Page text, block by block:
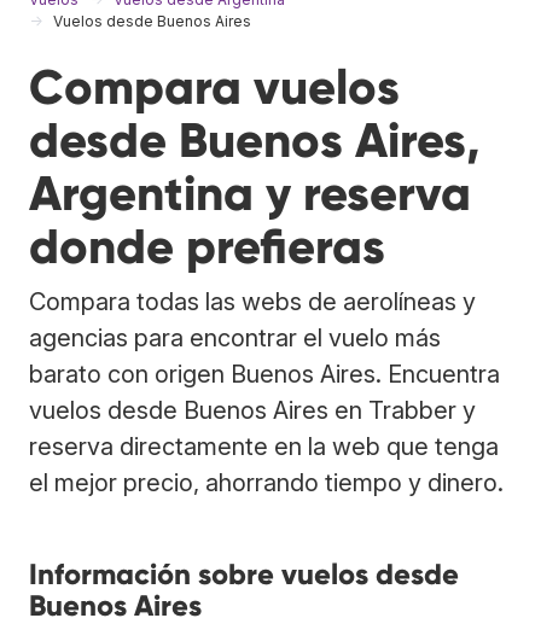
Vuelos desde Buenos Aires
Compara vuelos
desde Buenos Aires,
Argentina y reserva
donde prefieras
Compara todas las webs de aerolíneas y
agencias para encontrar el vuelo más
barato con origen Buenos Aires. Encuentra
vuelos desde Buenos Aires en Trabber y
reserva directamente en la web que tenga
el mejor precio, ahorrando tiempo y dinero.
Información sobre vuelos desde
Buenos Aires